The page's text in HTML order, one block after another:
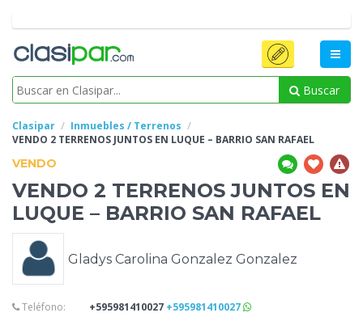
Buscar
Clasipar
Inmuebles / Terrenos
VENDO 2 TERRENOS JUNTOS EN LUQUE – BARRIO SAN RAFAEL
VENDO
VENDO 2 TERRENOS JUNTOS EN
LUQUE – BARRIO SAN RAFAEL
Gladys Carolina Gonzalez Gonzalez
Teléfono: +595981410027 +595981410027